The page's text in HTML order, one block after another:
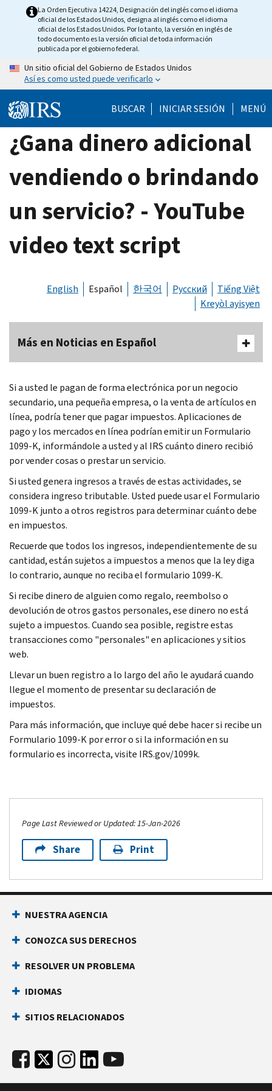
La Orden Ejecutiva 14224, Designación del inglés como el idioma
oficial de los Estados Unidos, designa al inglés como el idioma
oficial de los Estados Unidos. Por lo tanto, la versión en inglés de
todo documento es la versión oficial de toda información
publicada por el gobierno federal.
Un sitio oficial del Gobierno de Estados Unidos
Así es como usted puede verificarlo
BUSCAR INICIAR SESIÓN MENÚ
¿Gana dinero adicional
vendiendo o brindando
un servicio? - YouTube
video text script
English Español 한국어 Русский
Tiếng Việt
Kreyòl ayisyen
Más en Noticias en Español
Si a usted le pagan de forma electrónica por un negocio
secundario, una pequeña empresa, o la venta de artículos en
línea, podría tener que pagar impuestos. Aplicaciones de
pago y los mercados en línea podrían emitir un Formulario
1099-K, informándole a usted y al IRS cuánto dinero recibió
por vender cosas o prestar un servicio.
Si usted genera ingresos a través de estas actividades, se
considera ingreso tributable. Usted puede usar el Formulario
1099-K junto a otros registros para determinar cuánto debe
en impuestos.
Recuerde que todos los ingresos, independientemente de su
cantidad, están sujetos a impuestos a menos que la ley diga
lo contrario, aunque no reciba el formulario 1099-K.
Si recibe dinero de alguien como regalo, reembolso o
devolución de otros gastos personales, ese dinero no está
sujeto a impuestos. Cuando sea posible, registre estas
transacciones como "personales" en aplicaciones y sitios
web.
Llevar un buen registro a lo largo del año le ayudará cuando
llegue el momento de presentar su declaración de
impuestos.
Para más información, que incluye qué debe hacer si recibe un
Formulario 1099-K por error o si la información en su
formulario es incorrecta, visite IRS.gov/1099k.
Page Last Reviewed or Updated: 15-Jan-2026
Share Print
NUESTRA AGENCIA
CONOZCA SUS DERECHOS
RESOLVER UN PROBLEMA
IDIOMAS
SITIOS RELACIONADOS